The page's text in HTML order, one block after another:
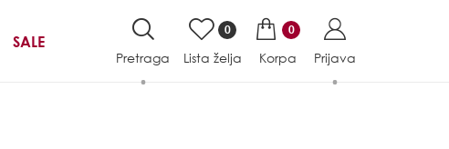
SALE
Pretraga
0
Lista želja
0
Korpa Prijava